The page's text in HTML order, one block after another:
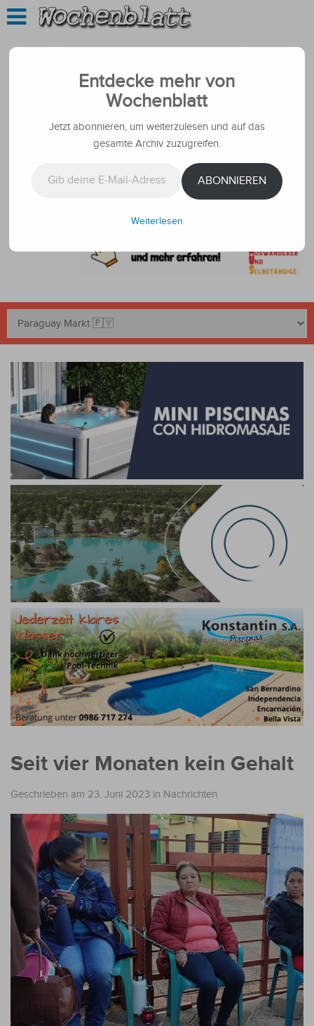
Seit vier Monaten kein Gehalt
Geschrieben am 23. Juni 2023 in Nachrichten
Entdecke mehr von
Wochenblatt
Jetzt abonnieren, um weiterzulesen und auf das
gesamte Archiv zuzugreifen.
ABONNIEREN
Weiterlesen